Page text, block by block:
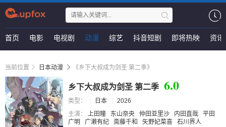
首页 电影 电视剧 动漫 综艺 抖音短剧 即将热映 资讯
当前位置 日本动漫 《乡下大叔成为剑圣 第二季》
乡下大叔成为剑圣 第二季 6.0
类型： 日本
2026
主演：
上田瞳 东山奈央 仲田亚里沙 内田直哉
平田
广明
广濑有纪 斋藤千和 矢野妃菜喜
石川界人